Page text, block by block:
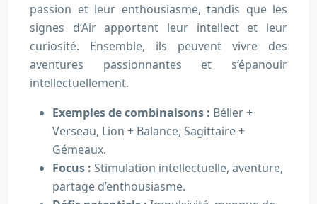
passion et leur enthousiasme, tandis que les
signes d’Air apportent leur intellect et leur
curiosité. Ensemble, ils peuvent vivre des
aventures passionnantes et s’épanouir
intellectuellement.
Exemples de combinaisons : Bélier +
Verseau, Lion + Balance, Sagittaire +
Gémeaux.
Focus : Stimulation intellectuelle, aventure,
partage d’enthousiasme.